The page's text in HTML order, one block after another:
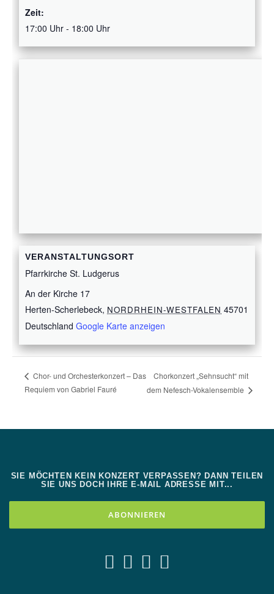
Zeit:
17:00 Uhr - 18:00 Uhr
VERANSTALTUNGSORT
Pfarrkirche St. Ludgerus
An der Kirche 17
Herten-Scherlebeck, NORDRHEIN-WESTFALEN 45701
Deutschland Google Karte anzeigen
Chor- und Orchesterkonzert – Das
Requiem von Gabriel Fauré
Chorkonzert „Sehnsucht“ mit
dem Nefesch-Vokalensemble
SIE MÖCHTEN KEIN KONZERT VERPASSEN? DANN TEILEN
SIE UNS DOCH IHRE E-MAIL ADRESSE MIT...